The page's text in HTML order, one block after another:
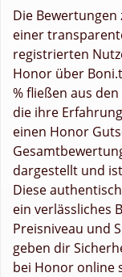
Die
einer
registrierten
Honor über
% fließen aus
die ihre
einen Honor
dargestellt und
Diese
ein verlässliches
Preisniveau und
geben dir
bei Honor online